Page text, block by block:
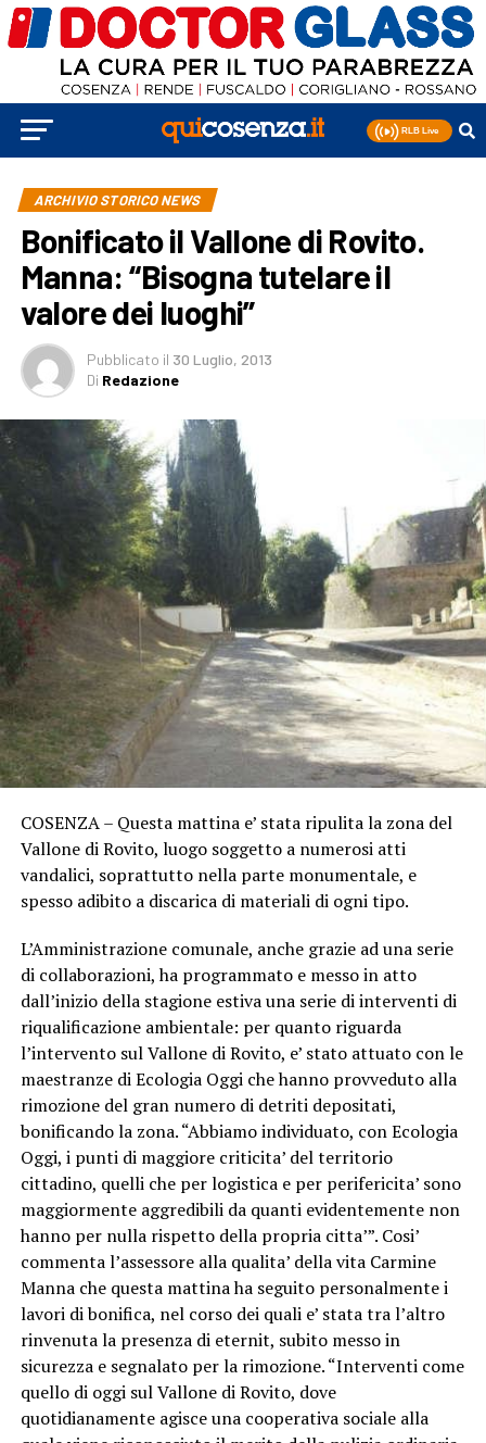
ARCHIVIO STORICO NEWS
Bonificato il Vallone di Rovito.
Manna: “Bisogna tutelare il
valore dei luoghi”
Pubblicato il 30 Luglio, 2013
Di Redazione
COSENZA – Questa mattina e’ stata ripulita la zona del
Vallone di Rovito, luogo soggetto a numerosi atti
vandalici, soprattutto nella parte monumentale, e
spesso adibito a discarica di materiali di ogni tipo.
L’Amministrazione comunale, anche grazie ad una serie
di collaborazioni, ha programmato e messo in atto
dall’inizio della stagione estiva una serie di interventi di
riqualificazione ambientale: per quanto riguarda
l’intervento sul Vallone di Rovito, e’ stato attuato con le
maestranze di Ecologia Oggi che hanno provveduto alla
rimozione del gran numero di detriti depositati,
bonificando la zona. “Abbiamo individuato, con Ecologia
Oggi, i punti di maggiore criticita’ del territorio
cittadino, quelli che per logistica e per perifericita’ sono
maggiormente aggredibili da quanti evidentemente non
hanno per nulla rispetto della propria citta’”. Cosi’
commenta l’assessore alla qualita’ della vita Carmine
Manna che questa mattina ha seguito personalmente i
lavori di bonifica, nel corso dei quali e’ stata tra l’altro
rinvenuta la presenza di eternit, subito messo in
sicurezza e segnalato per la rimozione. “Interventi come
quello di oggi sul Vallone di Rovito, dove
quotidianamente agisce una cooperativa sociale alla